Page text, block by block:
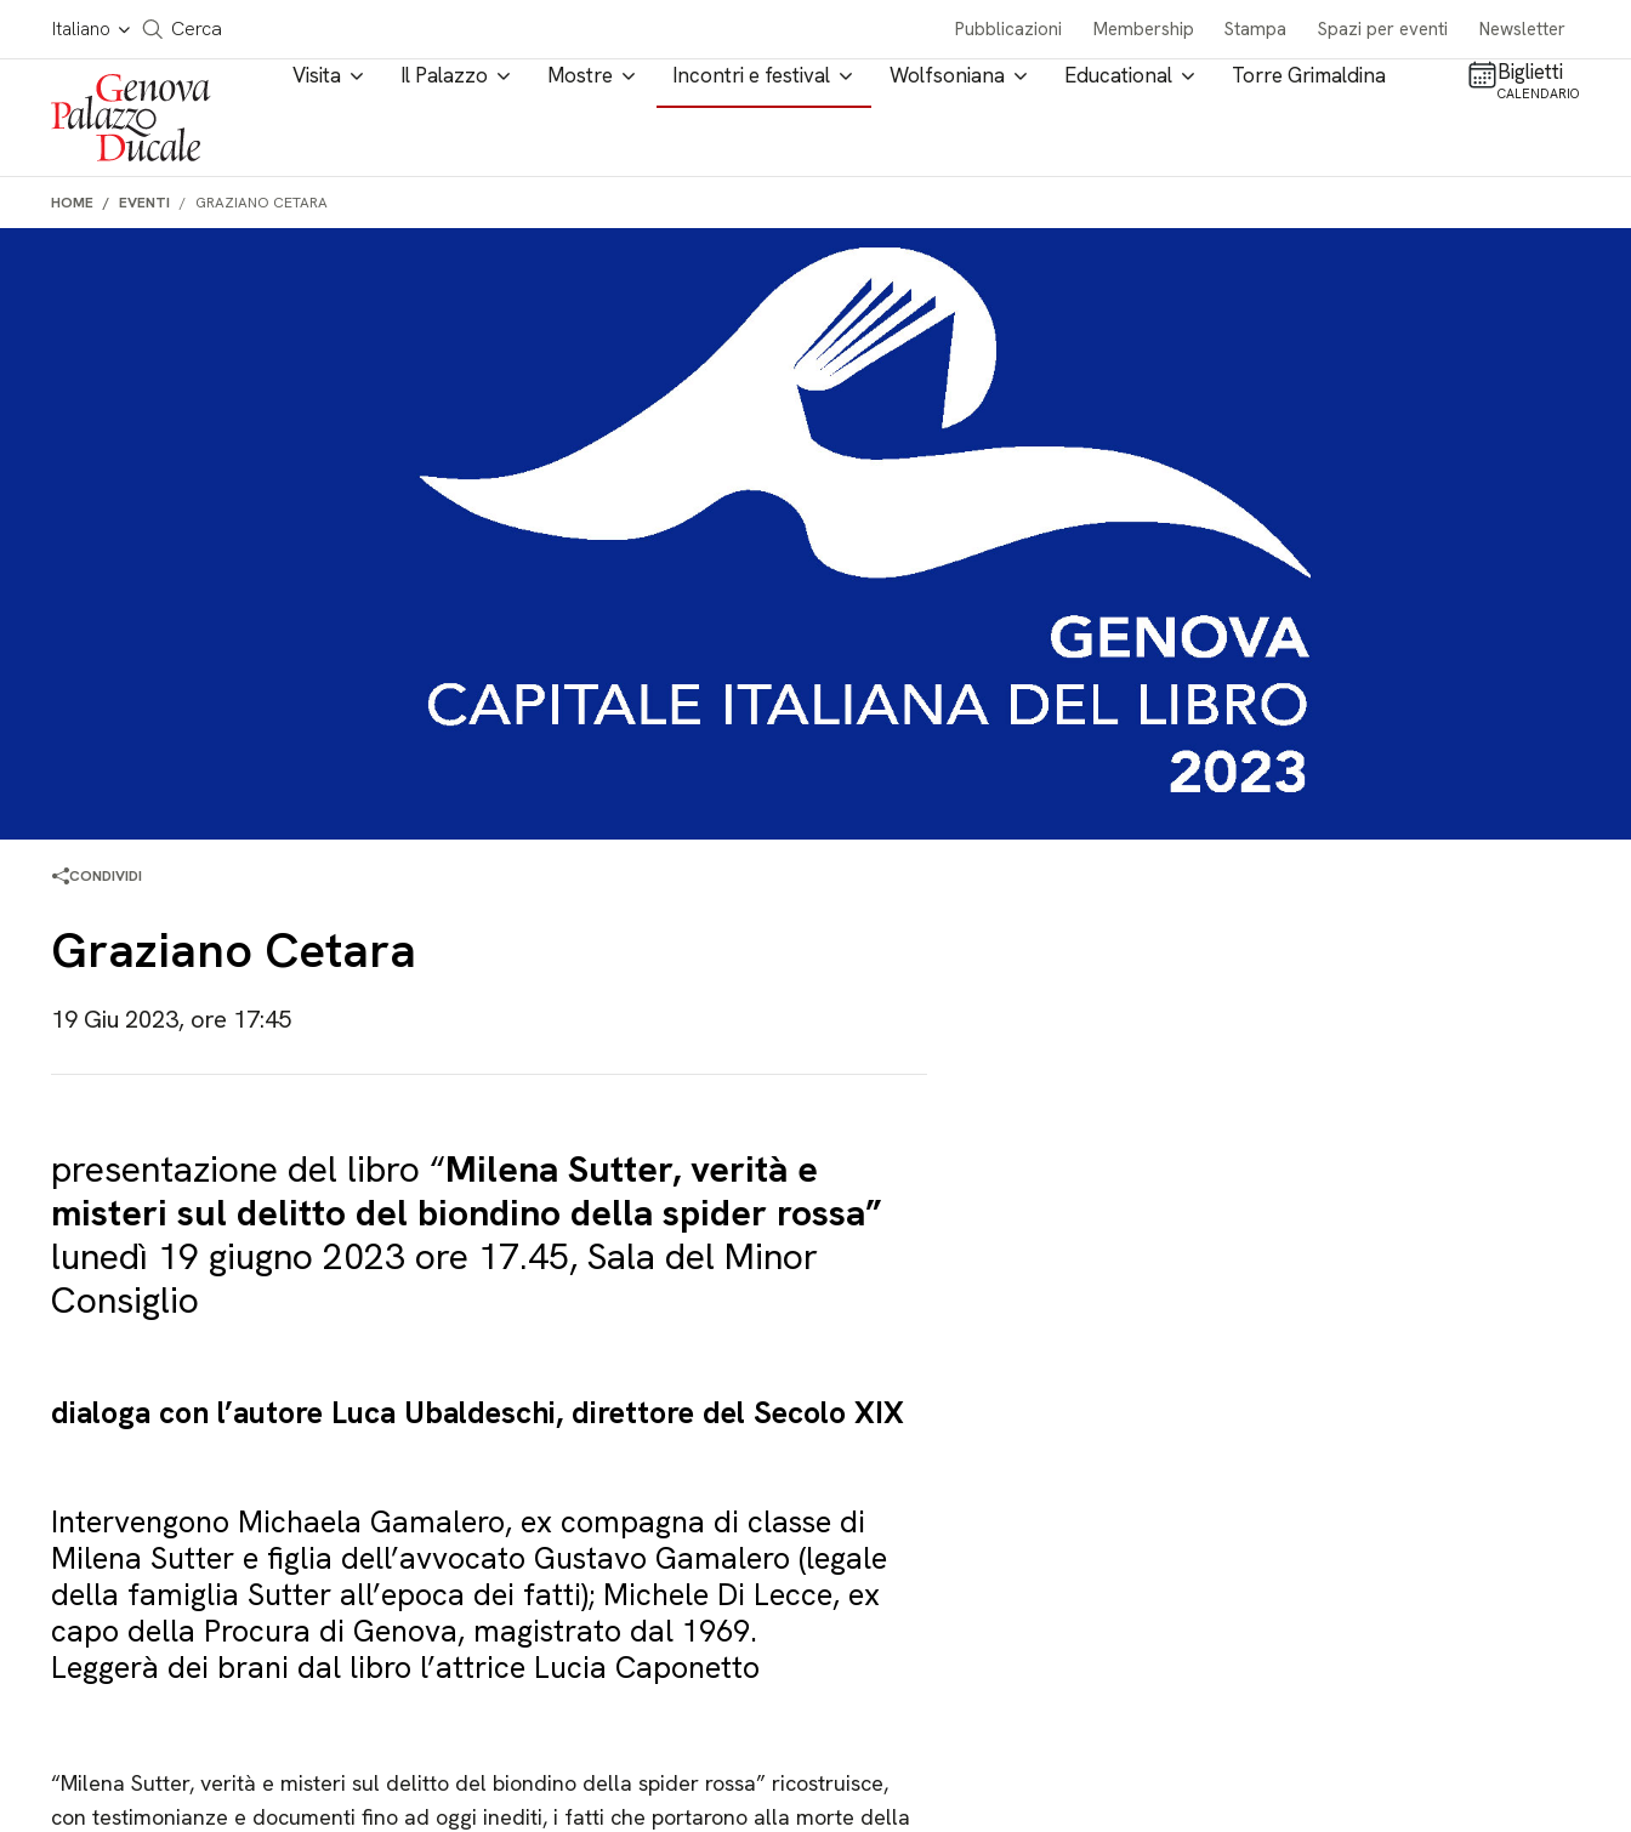
Salta al contenuto
Italiano
Cerca in tutto il sito
Cerca Pubblicazioni Membership Stampa Spazi per eventi Newsletter
Visita Il Palazzo Mostre Incontri e festival Wolfsoniana Educational Torre Grimaldina Biglietti
CALENDARIO
HOME EVENTI GRAZIANO CETARA
CONDIVIDI
Graziano Cetara
19 Giu 2023, ore 17:45
presentazione del libro “Milena Sutter, verità e
misteri sul delitto del biondino della spider rossa”
lunedì 19 giugno 2023 ore 17.45, Sala del Minor
Consiglio
dialoga con l’autore Luca Ubaldeschi, direttore del Secolo XIX
Intervengono Michaela Gamalero, ex compagna di classe di
Milena Sutter e figlia dell’avvocato Gustavo Gamalero (legale
della famiglia Sutter all’epoca dei fatti); Michele Di Lecce, ex
capo della Procura di Genova, magistrato dal 1969.
Leggerà dei brani dal libro l’attrice Lucia Caponetto
“Milena Sutter, verità e misteri sul delitto del biondino della spider rossa” ricostruisce,
con testimonianze e documenti fino ad oggi inediti, i fatti che portarono alla morte della